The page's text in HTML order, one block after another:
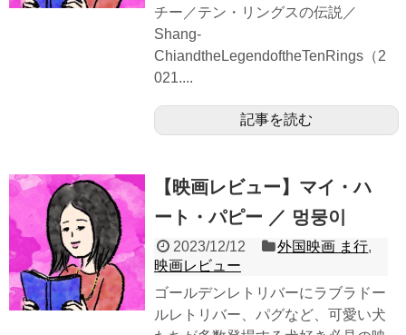
チー／テン・リングスの伝説／
Shang-
ChiandtheLegendoftheTenRings（2
021....
記事を読む
【映画レビュー】マイ・ハ
ート・パピー ／ 멍뭉이
2023/12/12 外国映画 ま行,
映画レビュー
ゴールデンレトリバーにラブラドー
ルレトリバー、パグなど、可愛い犬